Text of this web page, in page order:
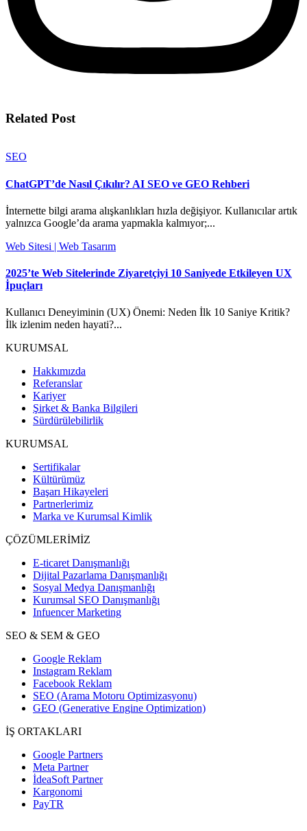
Related Post
SEO
ChatGPT’de Nasıl Çıkılır? AI SEO ve GEO Rehberi
İnternette bilgi arama alışkanlıkları hızla değişiyor. Kullanıcılar artık
yalnızca Google’da arama yapmakla kalmıyor;...
Web Sitesi | Web Tasarım
2025’te Web Sitelerinde Ziyaretçiyi 10 Saniyede Etkileyen UX
İpuçları
Kullanıcı Deneyiminin (UX) Önemi: Neden İlk 10 Saniye Kritik?
İlk izlenim neden hayati?...
KURUMSAL
Hakkımızda
Referanslar
Kariyer
Şirket & Banka Bilgileri
Sürdürülebilirlik
KURUMSAL
Sertifikalar
Kültürümüz
Başarı Hikayeleri
Partnerlerimiz
Marka ve Kurumsal Kimlik
ÇÖZÜMLERİMİZ
E-ticaret Danışmanlığı
Dijital Pazarlama Danışmanlığı
Sosyal Medya Danışmanlığı
Kurumsal SEO Danışmanlığı
Infuencer Marketing
SEO & SEM & GEO
Google Reklam
Instagram Reklam
Facebook Reklam
SEO (Arama Motoru Optimizasyonu)
GEO (Generative Engine Optimization)
İŞ ORTAKLARI
Google Partners
Meta Partner
İdeaSoft Partner
Kargonomi
PayTR